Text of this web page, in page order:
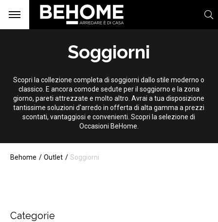
Soggiorni
Scopri la collezione completa di soggiorni dallo stile moderno o
classico. E ancora comode sedute per il soggiorno e la zona
giorno, pareti attrezzate e molto altro. Avrai a tua disposizione
tantissime soluzioni d'arredo in offerta di alta gamma a prezzi
scontati, vantaggiosi e convenienti. Scopri la selezione di
Occasioni BeHome.
Behome Outlet Soggiorni
Categorie